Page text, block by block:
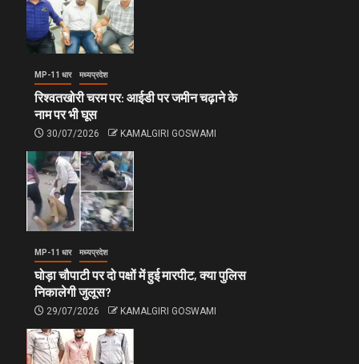
MP-11 धार मध्यप्रदेश
रिश्वतखोरी चरम पर: आईडी पर जमीन चढ़ाने के
नाम पर भी घूस
30/07/2026 KAMALGIRI GOSWAMI
MP-11 धार मध्यप्रदेश
घोड़ा चौपाटी पर दो पक्षों में हुई मारपीट, क्या पुलिस
निकालेगी जुलूस?
29/07/2026 KAMALGIRI GOSWAMI